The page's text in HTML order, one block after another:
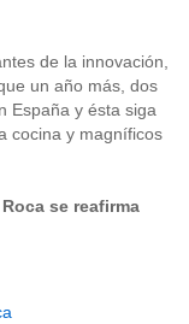
de la innovación,
un año más, dos
España y ésta siga
cocina y magníficos
se reafirma